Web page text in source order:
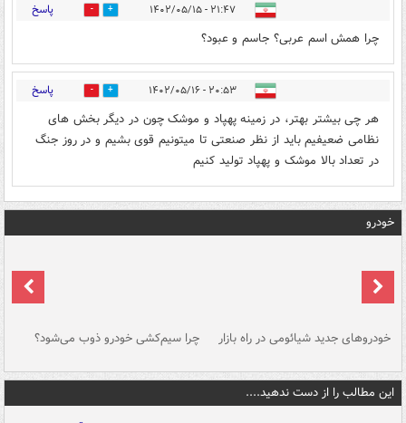
۲۱:۴۷ - ۱۴۰۲/۰۵/۱۵ 3 پاسخ
چرا همش اسم عربی؟ جاسم و عبود؟
۲۰:۵۳ - ۱۴۰۲/۰۵/۱۶ 2 پاسخ
هر چی بیشتر بهتر، در زمینه پهپاد و موشک چون در دیگر بخش های
نظامی ضعیفیم باید از نظر صنعتی تا میتونیم قوی بشیم و در روز جنگ
در تعداد بالا موشک و پهپاد تولید کنیم
خودرو
خودروهای جدید شیائومی در راه بازار چرا سیم‌کشی خودرو ذوب می‌شود؟
این مطالب را از دست ندهید....